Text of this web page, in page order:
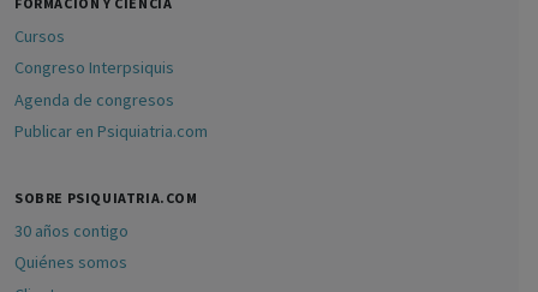
Cursos
Congreso Interpsiquis
Agenda de congresos
Publicar en Psiquiatria.com
SOBRE PSIQUIATRIA.COM
30 años contigo
Quiénes somos